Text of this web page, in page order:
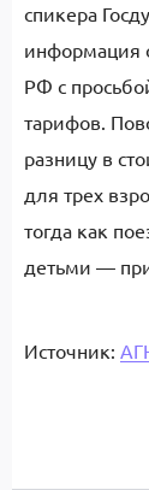
спикера
информация
РФ с
тарифов.
разницу в
для трех
тогда как
детьми —
Источник: